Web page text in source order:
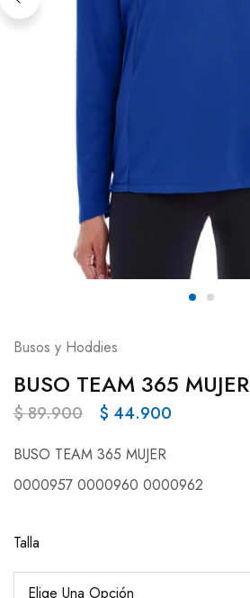
Busos y Hoddies
BUSO TEAM 365 MUJER
$89.900 $ 44.900
BUSO TEAM 365 MUJER
0000957 0000960 0000962
Talla